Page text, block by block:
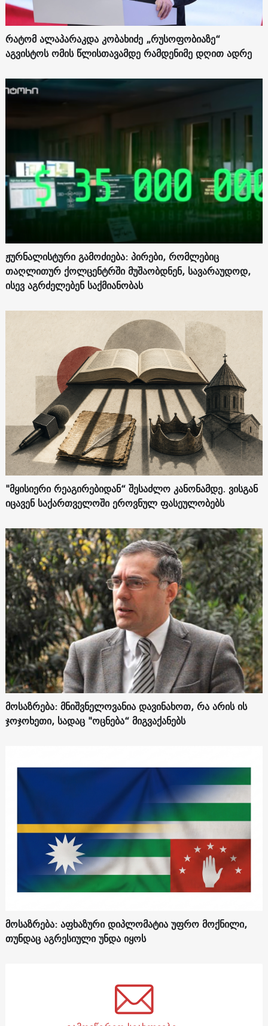
რატომ ალაპარაკდა კობახიძე „რუსოფობიაზე“
აგვისტოს ომის წლისთავამდე რამდენიმე დღით ადრე
ჟურნალისტური გამოძიება: პირები, რომლებიც
თაღლითურ ქოლცენტრში მუშაობდნენ, სავარაუდოდ,
ისევ აგრძელებენ საქმიანობას
"მყისიერი რეაგირებიდან“ შესაძლო კანონამდე. ვისგან
იცავენ საქართველოში ეროვნულ ფასეულობებს
მოსაზრება: მნიშვნელოვანია დავინახოთ, რა არის ის
ჯოჯოხეთი, სადაც "ოცნება“ მიგვაქანებს
მოსაზრება: აფხაზური დიპლომატია უფრო მოქნილი,
თუნდაც აგრესიული უნდა იყოს